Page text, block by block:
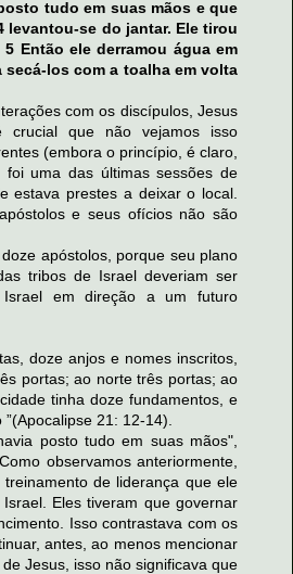
tudo em suas mãos e que
levantou-se do jantar. Ele tirou
Então ele derramou água em
los com a toalha em volta
com os discípulos, Jesus
crucial que não vejamos isso
(embora o princípio, é claro,
uma das últimas sessões de
estava prestes a deixar o local.
e seus ofícios não são
apóstolos, porque seu plano
tribos de Israel deveriam ser
Israel em direção a um futuro
doze anjos e nomes inscritos,
portas; ao norte três portas; ao
tinha doze fundamentos, e
21: 12-14).
posto tudo em suas mãos",
observamos anteriormente,
de liderança que ele
Eles tiveram que governar
Isso contrastava com os
antes, ao menos mencionar
Jesus, isso não significava que